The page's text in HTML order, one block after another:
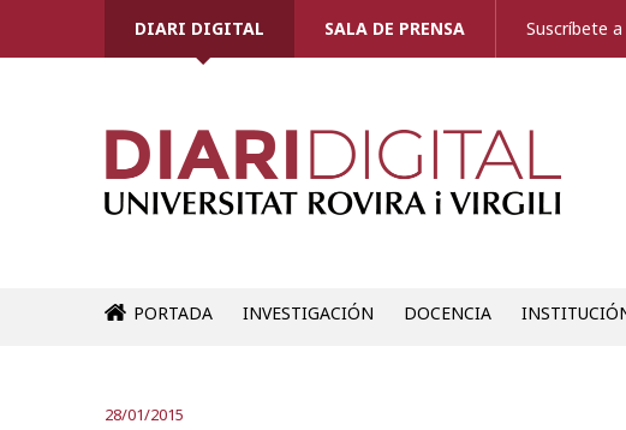
DIARI DIGITAL SALA DE PRENSA Suscríbete
PORTADA INVESTIGACIÓN DOCENCIA
28/01/2015